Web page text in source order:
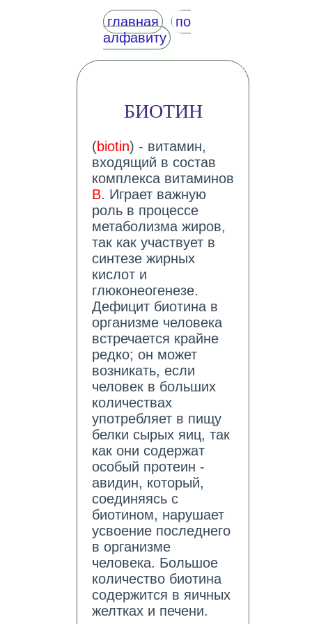
главная
по
алфавиту
БИОТИН
(biotin) - витамин,
входящий в состав
комплекса витаминов
B. Играет важную
роль в процессе
метаболизма жиров,
так как участвует в
синтезе жирных
кислот и
глюконеогенезе.
Дефицит биотина в
организме человека
встречается крайне
редко; он может
возникать, если
человек в больших
количествах
употребляет в пищу
белки сырых яиц, так
как они содержат
особый протеин -
авидин, который,
соединяясь с
биотином, нарушает
усвоение последнего
в организме
человека. Большое
количество биотина
содержится в яичных
желтках и печени.